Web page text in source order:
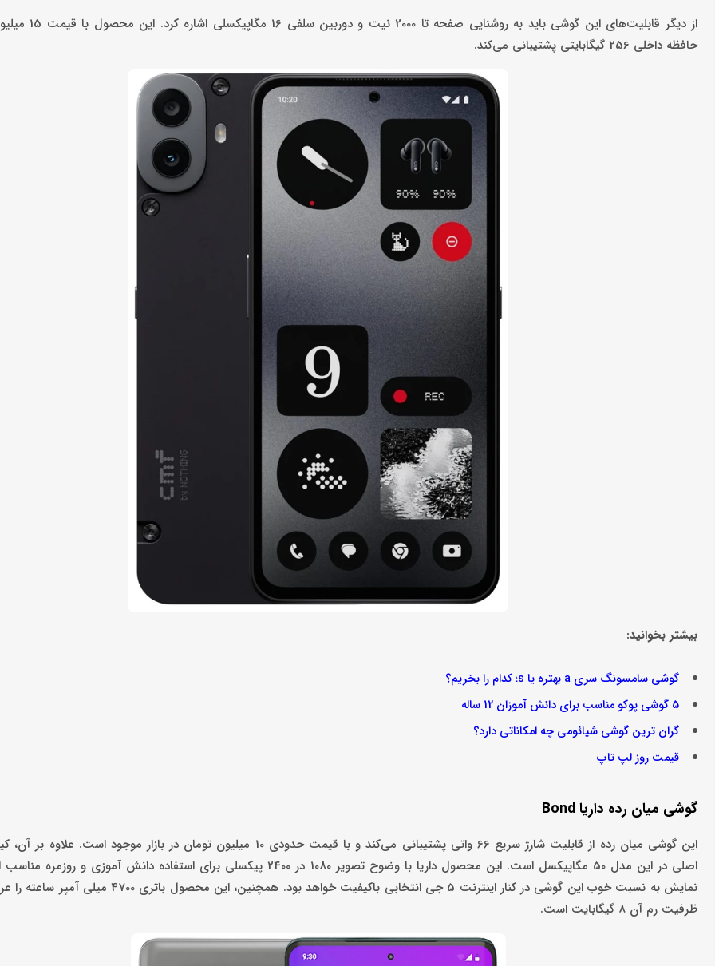
از دیگر قابلیت‌های این گوشی باید
حافظه داخلی 256 گیگابایتی پشتیبانی می‌کند.
بیشتر بخوانید:
گوشی سامسونگ سری a بهتره یا s؛ کدام را بخریم؟
5 گوشی پوکو مناسب برای دانش آموزان 12 ساله
گران ترین گوشی شیائومی چه امکاناتی دارد؟
قیمت روز لپ تاپ
گوشی میان رده داریا Bond
این گوشی میان رده از قابلیت شارژ سریع 66 واتی پشتیبانی می‌کند و با قیمت حدودی 10 میلیون تومان در بازار موجود
اصلی در این مدل 50 مگاپیکسل است. این محصول داریا با وضوح تصویر 1080 در 2400 پیکسلی برای استفاده دانش
نمایش به نسبت خوب این گوشی در کنار اینترنت 5 جی انتخابی باکیفیت خواهد بود. همچنین،
ظرفیت رم آن 8 گیگابایت است.